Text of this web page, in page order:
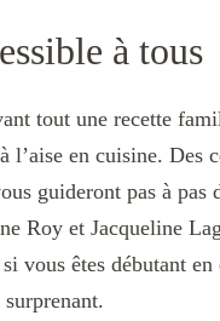
à tous
tout une recette
l’aise en cuisine.
guideront pas à pas
Roy et Jacqueline
vous êtes débutant